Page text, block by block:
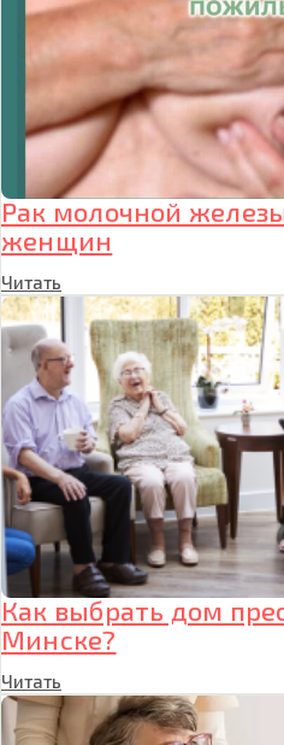
Рак молочной
женщин
Читать
Как выбрать дом
Минске?
Читать